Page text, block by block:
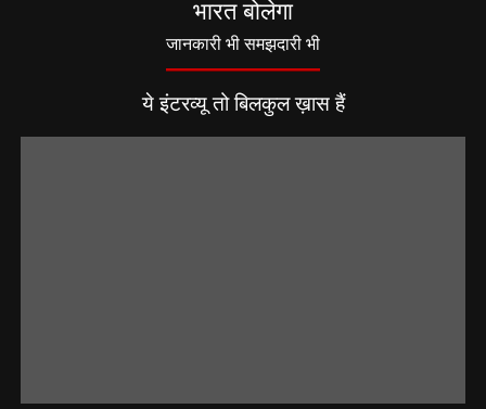
भारत बोलेगा
जानकारी भी समझदारी भी
ये इंटरव्यू तो बिलकुल ख़ास हैं